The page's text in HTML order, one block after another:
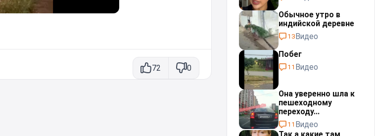
72 0
Обычное утро в
индийской деревне
13Видео
Побег
11 Видео
Она уверенно шла к
пешеходному
переходу...
11 Видео